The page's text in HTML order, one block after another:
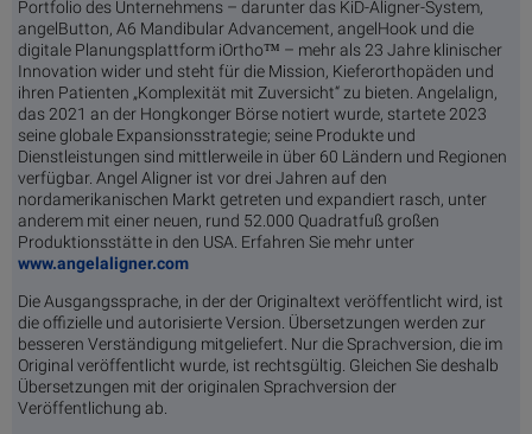
Portfolio des Unternehmens – darunter das KiD-Aligner-System,
angelButton, A6 Mandibular Advancement, angelHook und die
digitale Planungsplattform iOrtho™ – mehr als 23 Jahre klinischer
Innovation wider und steht für die Mission, Kieferorthopäden und
ihren Patienten „Komplexität mit Zuversicht“ zu bieten. Angelalign,
das 2021 an der Hongkonger Börse notiert wurde, startete 2023
seine globale Expansionsstrategie; seine Produkte und
Dienstleistungen sind mittlerweile in über 60 Ländern und Regionen
verfügbar. Angel Aligner ist vor drei Jahren auf den
nordamerikanischen Markt getreten und expandiert rasch, unter
anderem mit einer neuen, rund 52.000 Quadratfuß großen
Produktionsstätte in den USA. Erfahren Sie mehr unter
www.angelaligner.com
Die Ausgangssprache, in der der Originaltext veröffentlicht wird, ist
die offizielle und autorisierte Version. Übersetzungen werden zur
besseren Verständigung mitgeliefert. Nur die Sprachversion, die im
Original veröffentlicht wurde, ist rechtsgültig. Gleichen Sie deshalb
Übersetzungen mit der originalen Sprachversion der
Veröffentlichung ab.